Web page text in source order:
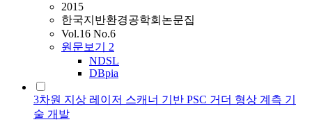
2015
한국지반환경공학회논문집
Vol.16 No.6
원문보기 2
NDSL
DBpia
3차원 지상 레이저 스캐너 기반 PSC 거더 형상 계측 기
술 개발